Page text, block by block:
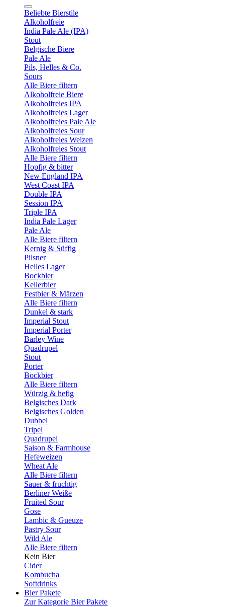
Beliebte Bierstile
Alkoholfreie
India Pale Ale (IPA)
Stout
Belgische Biere
Pale Ale
Pils, Helles & Co.
Sours
Alle Biere filtern
Alkoholfreie Biere
Alkoholfreies IPA
Alkoholfreies Lager
Alkoholfreies Pale Ale
Alkoholfreies Sour
Alkoholfreies Weizen
Alkoholfreies Stout
Alle Biere filtern
Hopfig & bitter
New England IPA
West Coast IPA
Double IPA
Session IPA
Triple IPA
India Pale Lager
Pale Ale
Alle Biere filtern
Kernig & Süffig
Pilsner
Helles Lager
Bockbier
Kellerbier
Festbier & Märzen
Alle Biere filtern
Dunkel & stark
Imperial Stout
Imperial Porter
Barley Wine
Quadrupel
Stout
Porter
Bockbier
Alle Biere filtern
Würzig & hefig
Belgisches Dark
Belgisches Golden
Dubbel
Tripel
Quadrupel
Saison & Farmhouse
Hefeweizen
Wheat Ale
Alle Biere filtern
Sauer & fruchtig
Berliner Weiße
Fruited Sour
Gose
Lambic & Gueuze
Pastry Sour
Wild Ale
Alle Biere filtern
Kein Bier
Cider
Kombucha
Softdrinks
Bier Pakete
Zur Kategorie Bier Pakete